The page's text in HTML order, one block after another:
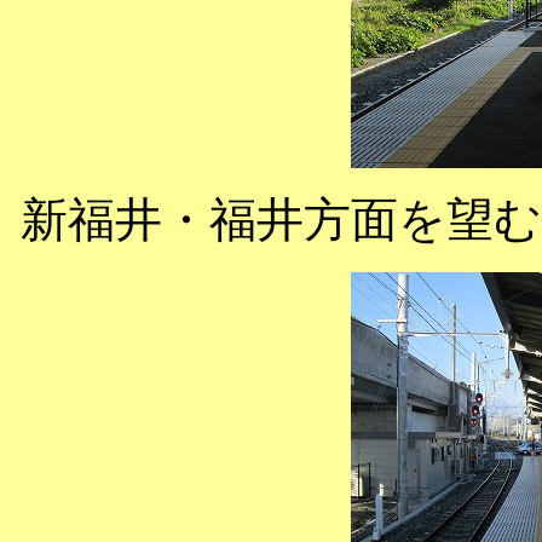
新福井・福井方面を望